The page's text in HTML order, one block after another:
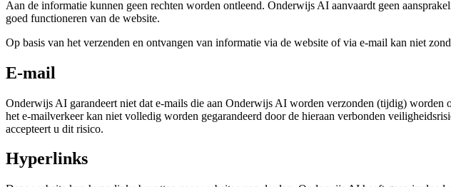
Aan de informatie kunnen geen rechten worden ontleend. Onderwijs AI aanvaardt geen
goed functioneren van de website.
Op basis van het verzenden en ontvangen van informatie via de website of via e-mail kan niet
E-mail
Onderwijs AI garandeert niet dat e-mails die aan Onderwijs AI worden verzonden (tijdig)
het e-mailverkeer kan niet volledig worden gegarandeerd door de hieraan verbonden
accepteert u dit risico.
Hyperlinks